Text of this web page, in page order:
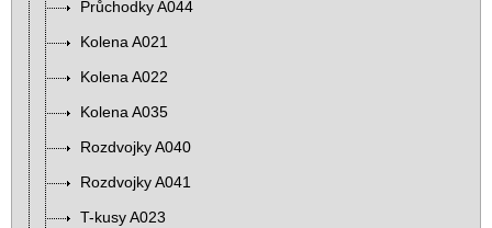
Průchodky A044
Kolena A021
Kolena A022
Kolena A035
Rozdvojky A040
Rozdvojky A041
T-kusy A023